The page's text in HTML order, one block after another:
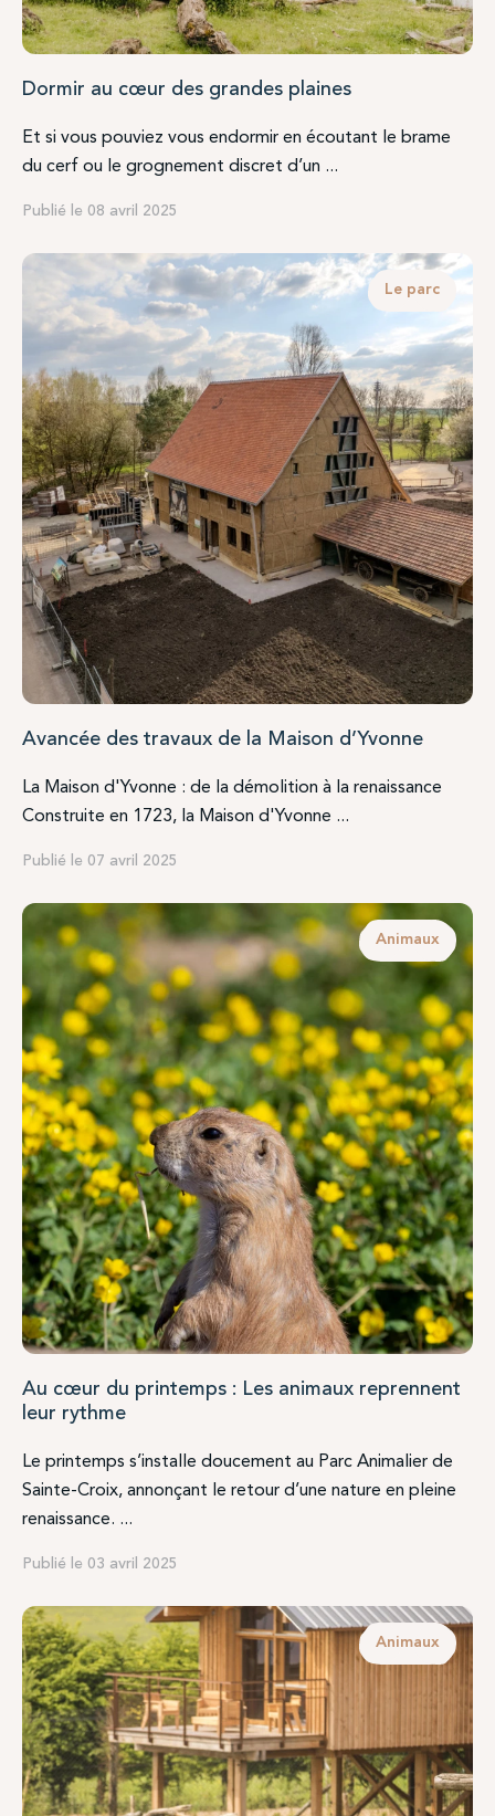
Dormir au cœur des grandes plaines
Et si vous pouviez vous endormir en écoutant le brame
du cerf ou le grognement discret d’un ...
Publié le 08 avril 2025
Le parc
Avancée des travaux de la Maison d’Yvonne
La Maison d'Yvonne : de la démolition à la renaissance
Construite en 1723, la Maison d'Yvonne ...
Publié le 07 avril 2025
Animaux
Au cœur du printemps : Les animaux reprennent
leur rythme
Le printemps s’installe doucement au Parc Animalier de
Sainte-Croix, annonçant le retour d’une nature en pleine
renaissance. ...
Publié le 03 avril 2025
Animaux